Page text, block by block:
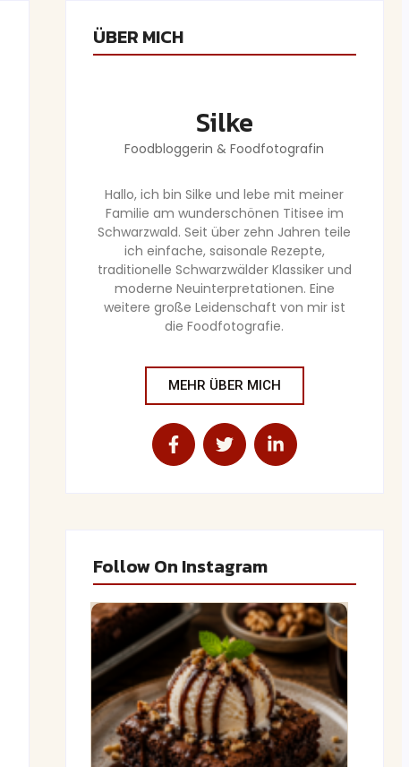
ÜBER MICH
Silke
Foodbloggerin & Foodfotografin
Hallo, ich bin Silke und lebe mit meiner
Familie am wunderschönen Titisee im
Schwarzwald. Seit über zehn Jahren teile
ich einfache, saisonale Rezepte,
traditionelle Schwarzwälder Klassiker und
moderne Neuinterpretationen. Eine
weitere große Leidenschaft von mir ist
die Foodfotografie.
MEHR ÜBER MICH
Follow On Instagram